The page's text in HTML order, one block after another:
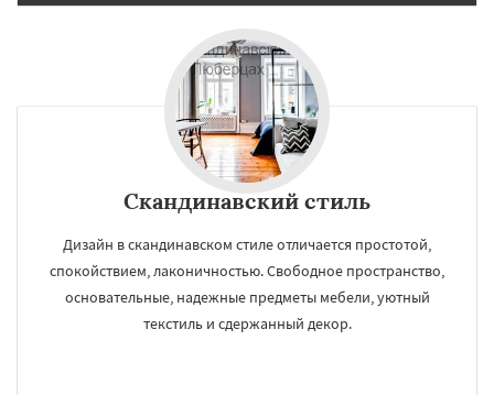
Скандинавский стиль
Дизайн в скандинавском стиле отличается простотой,
спокойствием, лаконичностью. Свободное пространство,
основательные, надежные предметы мебели, уютный
текстиль и сдержанный декор.